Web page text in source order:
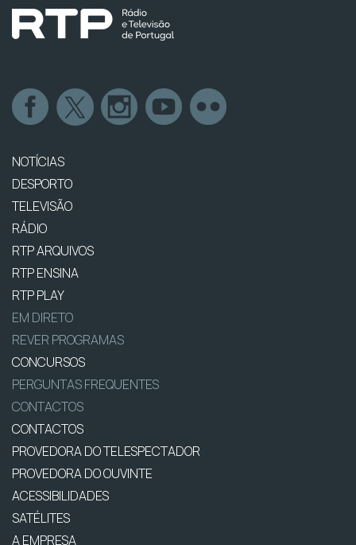
NOTÍCIAS
DESPORTO
TELEVISÃO
RÁDIO
RTP ARQUIVOS
RTP ENSINA
RTP PLAY
EM DIRETO
REVER PROGRAMAS
CONCURSOS
PERGUNTAS FREQUENTES
CONTACTOS
CONTACTOS
PROVEDORA DO TELESPECTADOR
PROVEDORA DO OUVINTE
ACESSIBILIDADES
SATÉLITES
A EMPRESA